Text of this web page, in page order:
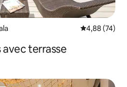
Évaluation
4,88 (74)
avec terrasse